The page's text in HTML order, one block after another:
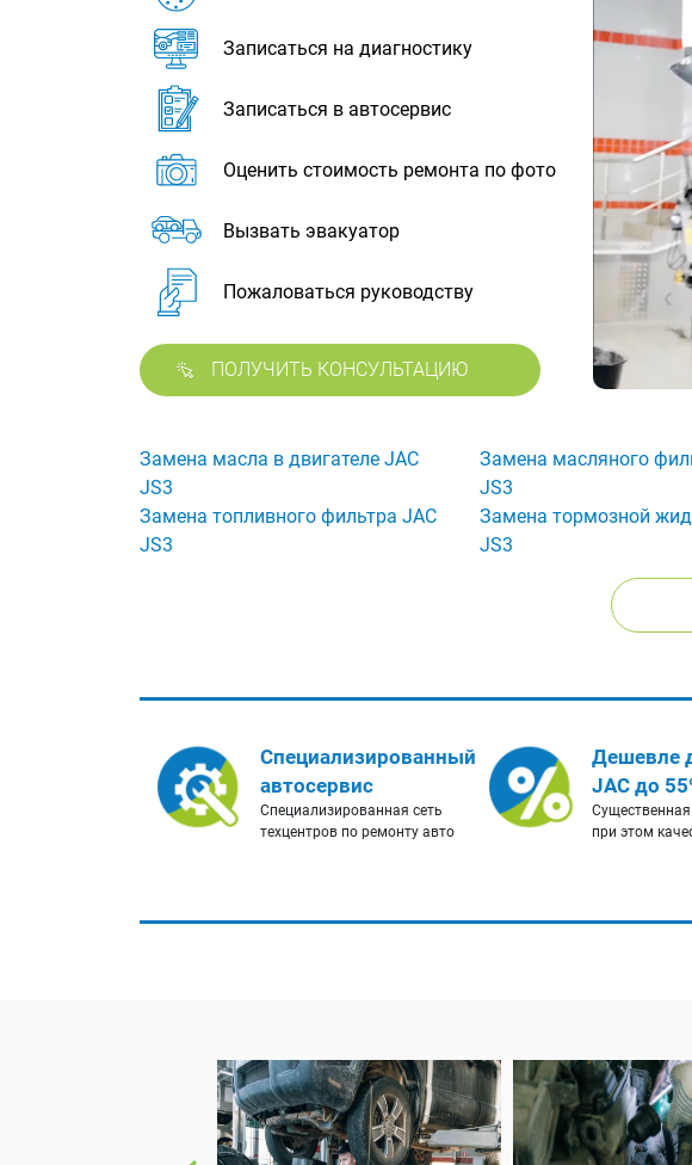
Записаться на диагностику
Записаться в автосервис
Оценить стоимость ремонта по фото
Вызвать эвакуатор
Пожаловаться руководству
ПОЛУЧИТЬ КОНСУЛЬТАЦИЮ
Замена масла в двигателе JAC
JS3
Замена масляного
JS3
Замена топливного фильтра JAC
JS3
Замена тормозной
JS3
Специализированный
автосервис
Специализированная сеть
техцентров по ремонту авто
Дешевле
JAC до
при этом